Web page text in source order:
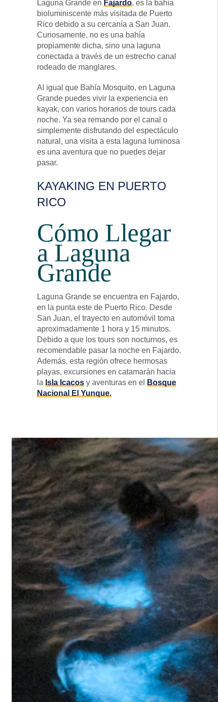
Laguna Grande en Fajardo, es la bahía
bioluminiscente más visitada de Puerto
Rico debido a su cercanía a San Juan.
Curiosamente, no es una bahía
propiamente dicha, sino una laguna
conectada a través de un estrecho canal
rodeado de manglares.
Al igual que Bahía Mosquito, en Laguna
Grande puedes vivir la experiencia en
kayak, con varios horarios de tours cada
noche. Ya sea remando por el canal o
simplemente disfrutando del espectáculo
natural, una visita a esta laguna luminosa
es una aventura que no puedes dejar
pasar.
KAYAKING EN PUERTO
RICO
Cómo Llegar
a Laguna
Grande
Laguna Grande se encuentra en Fajardo,
en la punta este de Puerto Rico. Desde
San Juan, el trayecto en automóvil toma
aproximadamente 1 hora y 15 minutos.
Debido a que los tours son nocturnos, es
recomendable pasar la noche en Fajardo.
Además, esta región ofrece hermosas
playas, excursiones en catamarán hacia
la Isla Icacosy aventuras en el
Bosque
Nacional El Yunque.